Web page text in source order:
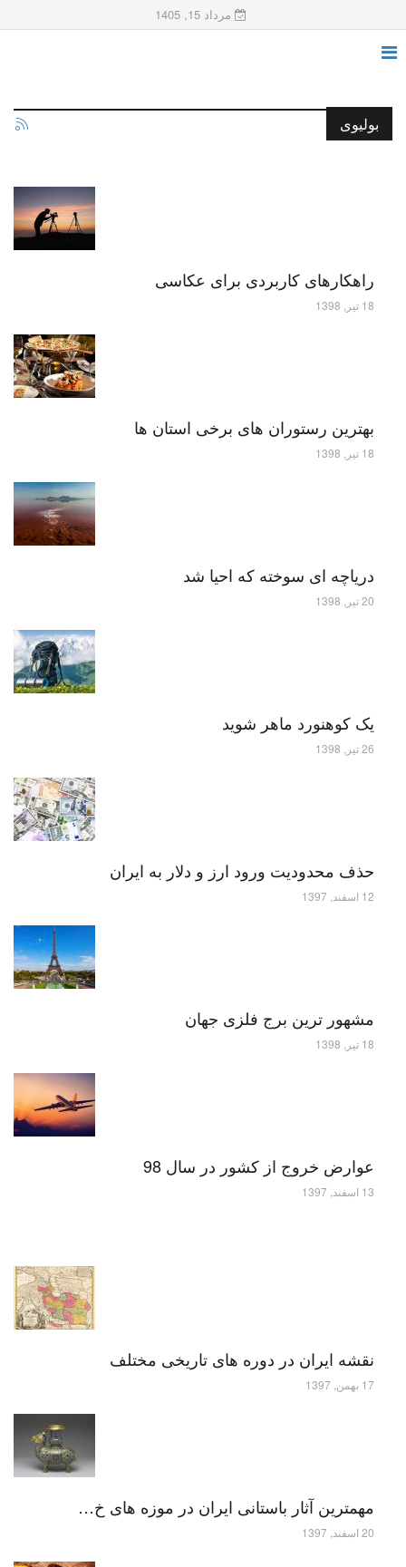
مرداد 15, 1405
بولیوی
راهکارهای کاربردی برای عکاسی
18 تیر, 1398
بهترین رستوران های برخی استان ها
18 تیر, 1398
دریاچه ای سوخته که احیا شد
20 تیر, 1398
یک کوهنورد ماهر شوید
26 تیر, 1398
حذف محدودیت ورود ارز و دلار به ایران
12 اسفند, 1397
مشهور ترین برج فلزی جهان
18 تیر, 1398
عوارض خروج از کشور در سال 98
13 اسفند, 1397
نقشه ایران در دوره های تاریخی مختلف
17 بهمن, 1397
مهمترین آثار باستانی ایران در موزه های خ…
20 اسفند, 1397